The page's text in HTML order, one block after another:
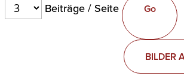
Beiträge / Seite
BILDER